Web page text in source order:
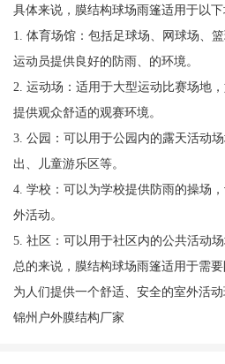
具体来说，膜结构球场雨篷适用于以下
1. 体育场馆：包括足球场、网球场、
运动员提供良好的防雨、的环境。
2. 运动场：适用于大型运动比赛场地
提供观众舒适的观赛环境。
3. 公园：可以用于公园内的露天活动
出、儿童游乐区等。
4. 学校：可以为学校提供防雨的操场
外活动。
5. 社区：可以用于社区内的公共活动
总的来说，膜结构球场雨篷适用于需
为人们提供一个舒适、安全的室外活动
锦州户外膜结构厂家